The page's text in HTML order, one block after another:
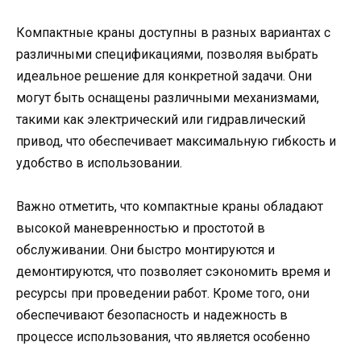
Компактные краны доступны в разных вариантах с
различными спецификациями, позволяя выбрать
идеальное решение для конкретной задачи. Они
могут быть оснащены различными механизмами,
такими как электрический или гидравлический
привод, что обеспечивает максимальную гибкость и
удобство в использовании.
Важно отметить, что компактные краны обладают
высокой маневренностью и простотой в
обслуживании. Они быстро монтируются и
демонтируются, что позволяет сэкономить время и
ресурсы при проведении работ. Кроме того, они
обеспечивают безопасность и надежность в
процессе использования, что является особенно